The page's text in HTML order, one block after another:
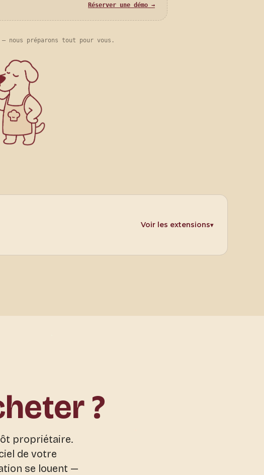
Réserver une démo →
— nous préparons tout pour vous.
Voir les extensions▾
?
propriétaire.
de votre
se louent —